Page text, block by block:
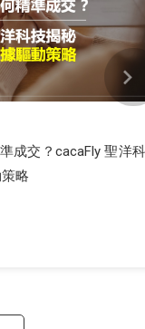
聖洋科技揭秘